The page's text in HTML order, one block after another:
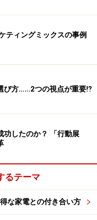
ティングミックスの事例
び方……2つの視点が重要⁉
功したのか？ 「行動展
るテーマ
な家電との付き合い方